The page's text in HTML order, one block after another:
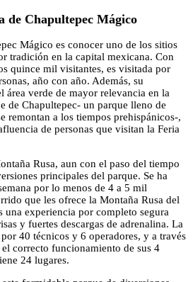
de Chapultepec Mágico
Mágico es conocer uno de los sitios
tradición en la capital mexicana. Con
quince mil visitantes, es visitada por
año con año. Además, su
área verde de mayor relevancia en la
de Chapultepec- un parque lleno de
remontan a los tiempos prehispánicos-,
de personas que visitan la Feria
Rusa, aun con el paso del tiempo
principales del parque. Se ha
por lo menos de 4 a 5 mil
que les ofrece la Montaña Rusa del
una experiencia por completo segura
y fuertes descargas de adrenalina. La
40 técnicos y 6 operadores, y a través
correcto funcionamiento de sus 4
24 lugares.